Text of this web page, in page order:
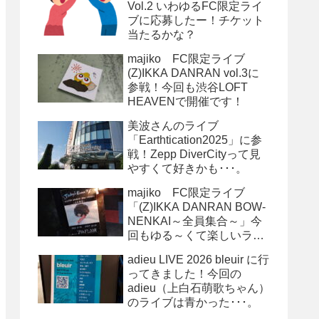
Vol.2 いわゆるFC限定ライ
ブに応募したー！チケット
当たるかな？
majiko FC限定ライブ
(Z)IKKA DANRAN vol.3に
参戦！今回も渋谷LOFT
HEAVENで開催です！
美波さんのライブ
「Earthtication2025」に参
戦！Zepp DiverCityって見
やすくて好きかも･･･。
majiko FC限定ライブ
「(Z)IKKA DANRAN BOW-
NENKAI～全員集合～」今
回もゆる～くて楽しいライ
adieu LIVE 2026 bleuir に行
ってきました！今回の
adieu（上白石萌歌ちゃん）
のライブは青かった･･･。